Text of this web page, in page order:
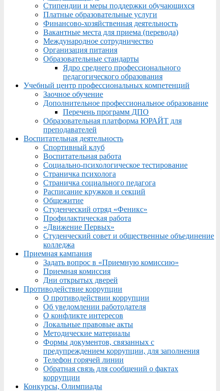
Стипендии и меры поддержки обучающихся
Платные образовательные услуги
Финансово-хозяйственная деятельность
Вакантные места для приема (перевода)
Международное сотрудничество
Организация питания
Образовательные стандарты
Ядро среднего профессионального
педагогического образования
Учебный центр профессиональных компетенций
Заочное обучение
Дополнительное профессиональное образование
Перечень программ ДПО
Образовательная платформа ЮРАЙТ для
преподавателей
Воспитательная деятельность
Спортивный клуб
Воспитательная работа
Социально-психологическое тестирование
Страничка психолога
Страничка социального педагога
Расписание кружков и секций
Общежитие
Студенческий отряд «Феникс»
Профилактическая работа
«Движение Первых»
Студенческий совет и общественные объединение
колледжа
Приемная кампания
Задать вопрос в «Приемную комиссию»
Приемная комиссия
Дни открытых дверей
Противодействие коррупции
О противодействии коррупции
Об уведомлении работодателя
О конфликте интересов
Локальные правовые акты
Методические материалы
Формы документов, связанных с
предупреждением коррупции, для заполнения
Телефон горячей линии
Обратная связь для сообщений о фактах
коррупции
Конкурсы, Олимпиады